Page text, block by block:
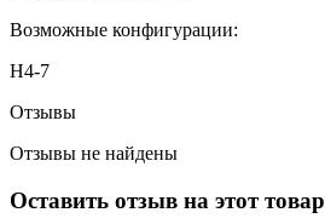
Возможные конфигурации:
Н4-7
Отзывы
Отзывы не найдены
Оставить отзыв на этот товар